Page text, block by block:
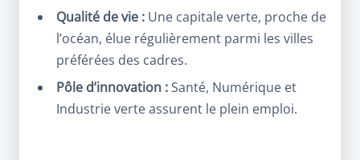
Qualité de vie :Une capitale verte, proche de
l’océan, élue régulièrement parmi les villes
préférées des cadres.
Pôle d’innovation :Santé, Numérique et
Industrie verte assurent le plein emploi.